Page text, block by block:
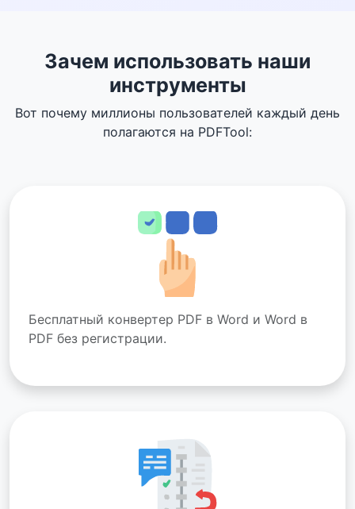
Зачем использовать наши
инструменты
Вот почему миллионы пользователей каждый день
полагаются на PDFTool:
Бесплатный конвертер PDF в Word и Word в
PDF без регистрации.